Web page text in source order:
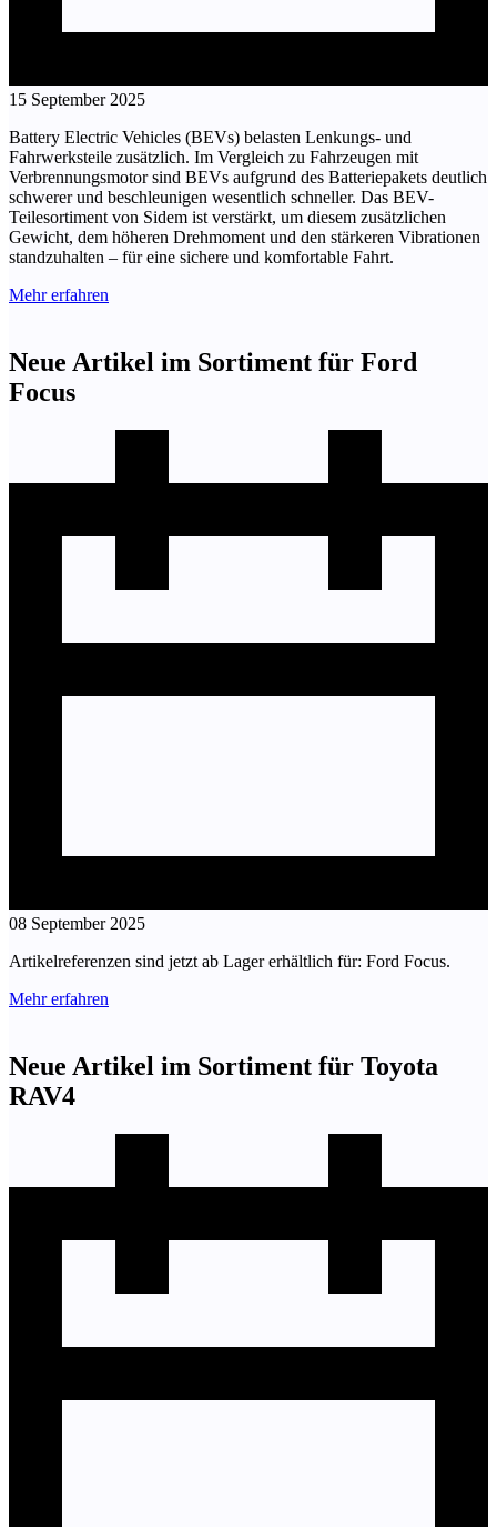
15 September 2025
Battery Electric Vehicles (BEVs) belasten Lenkungs- und
Fahrwerksteile zusätzlich. Im Vergleich zu Fahrzeugen mit
Verbrennungsmotor sind BEVs aufgrund des Batteriepakets deutlich
schwerer und beschleunigen wesentlich schneller. Das BEV-
Teilesortiment von Sidem ist verstärkt, um diesem zusätzlichen
Gewicht, dem höheren Drehmoment und den stärkeren Vibrationen
standzuhalten – für eine sichere und komfortable Fahrt.
Mehr erfahren
Neue Artikel im Sortiment für Ford
Focus
08 September 2025
Artikelreferenzen sind jetzt ab Lager erhältlich für: Ford Focus.
Mehr erfahren
Neue Artikel im Sortiment für Toyota
RAV4